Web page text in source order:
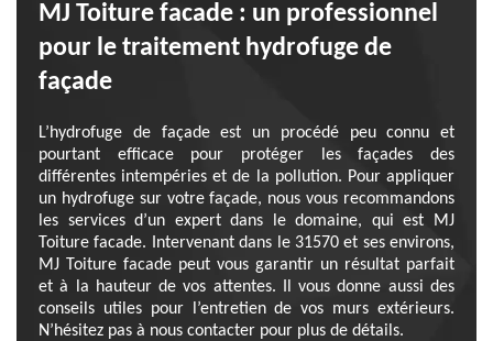
MJ Toiture facade : un professionnel
pour le traitement hydrofuge de
façade
L’hydrofuge de façade est un procédé peu connu et
pourtant efficace pour protéger les façades des
différentes intempéries et de la pollution. Pour appliquer
un hydrofuge sur votre façade, nous vous recommandons
les services d’un expert dans le domaine, qui est MJ
Toiture facade. Intervenant dans le 31570 et ses environs,
MJ Toiture facade peut vous garantir un résultat parfait
et à la hauteur de vos attentes. Il vous donne aussi des
conseils utiles pour l’entretien de vos murs extérieurs.
N’hésitez pas à nous contacter pour plus de détails.